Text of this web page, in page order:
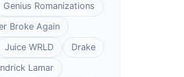
Genius Romanizations
Broke Again
Juice WRLD
Drake
Lamar